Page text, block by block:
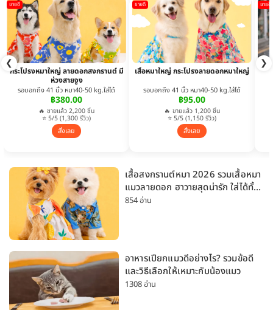
❮ ❯
ขายดี
กระโปรงหมาใหญ่ ลายดอกสงกรานต์ มี
ห่วงสายจูง
รอบอกถึง 41 นิ้ว หมา40-50 kg.ใส่ได้
฿380.00
🔥 ขายแล้ว 2,200 ชิ้น
⭐ 5/5 (1,300 รีวิว)
สั่งเลย
ขายดี
เสื้อหมาใหญ่ กระโปรงลายดอกหมาใหญ่
รอบอกถึง 41 นิ้ว หมา40-50 kg.ใส่ได้
฿95.00
🔥 ขายแล้ว 1,200 ชิ้น
⭐ 5/5 (1,150 รีวิว)
สั่งเลย
ขายดี
เสื้อสงกรานต์หมา 2026 รวมเสื้อหมา
แมวลายดอก ฮาวายสุดน่ารัก ใส่ได้ทั้ง
หมาเล็กและหมาใหญ่
854 อ่าน
อาหารเปียกแมวดีอย่างไร? รวมข้อดี
และวิธีเลือกให้เหมาะกับน้องแมว
1308 อ่าน